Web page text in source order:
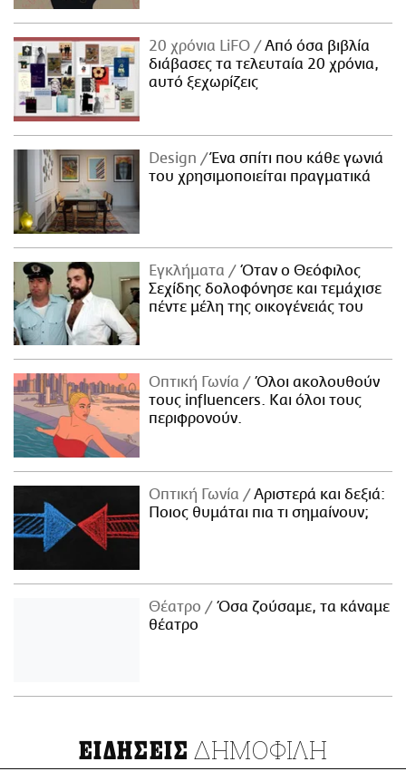
20 χρόνια LiFO
Από όσα βιβλία
διάβασες τα τελευταία 20 χρόνια,
αυτό ξεχωρίζεις
Design
Ένα σπίτι που κάθε γωνιά
του χρησιμοποιείται πραγματικά
Εγκλήματα
Όταν ο Θεόφιλος
Σεχίδης δολοφόνησε και τεμάχισε
πέντε μέλη της οικογένειάς του
Οπτική Γωνία
Όλοι ακολουθούν
τους influencers. Και όλοι τους
περιφρονούν.
Οπτική Γωνία
Αριστερά και δεξιά:
Ποιος θυμάται πια τι σημαίνουν;
Θέατρο
Όσα ζούσαμε, τα κάναμε
θέατρο
ΕΙΔΗΣΕΙΣ ΔΗΜΟΦΙΛΗ